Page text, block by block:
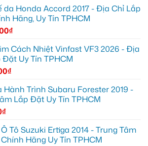
da Honda Accord 2017 - Địa Chỉ Lắp
Hãng, Uy Tín TPHCM
₫
Cách Nhiệt Vinfast VF3 2026 - Địa
Đặt Uy Tín TPHCM
₫
Hành Trình Subaru Forester 2019 -
Lắp Đặt Uy Tín TPHCM
₫
Tô Suzuki Ertiga 2014 - Trung Tâm
Hãng Uy Tín TPHCM